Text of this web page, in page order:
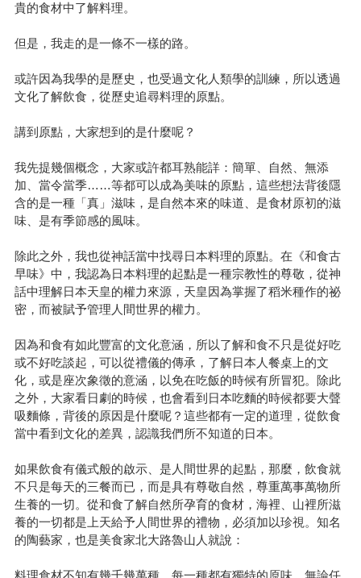
貴的食材中了解料理。
但是，我走的是一條不一樣的路。
或許因為我學的是歷史，也受過文化人類學的訓練，所以透過
文化了解飲食，從歷史追尋料理的原點。
講到原點，大家想到的是什麼呢？
我先提幾個概念，大家或許都耳熟能詳：簡單、自然、無添
加、當令當季……等都可以成為美味的原點，這些想法背後隱
含的是一種「真」滋味，是自然本來的味道、是食材原初的滋
味、是有季節感的風味。
除此之外，我也從神話當中找尋日本料理的原點。在《和食古
早味》中，我認為日本料理的起點是一種宗教性的尊敬，從神
話中理解日本天皇的權力來源，天皇因為掌握了稻米種作的祕
密，而被賦予管理人間世界的權力。
因為和食有如此豐富的文化意涵，所以了解和食不只是從好吃
或不好吃談起，可以從禮儀的傳承，了解日本人餐桌上的文
化，或是座次象徵的意涵，以免在吃飯的時候有所冒犯。除此
之外，大家看日劇的時候，也會看到日本吃麵的時候都要大聲
吸麵條，背後的原因是什麼呢？這些都有一定的道理，從飲食
當中看到文化的差異，認識我們所不知道的日本。
如果飲食有儀式般的啟示、是人間世界的起點，那麼，飲食就
不只是每天的三餐而已，而是具有尊敬自然，尊重萬事萬物所
生養的一切。從和食了解自然所孕育的食材，海裡、山裡所滋
養的一切都是上天給予人間世界的禮物，必須加以珍視。知名
的陶藝家，也是美食家北大路魯山人就說：
料理食材不知有幾千幾萬種，每一種都有獨特的原味。無論任